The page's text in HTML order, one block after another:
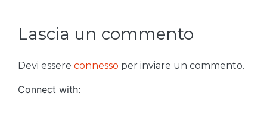
Lascia un commento
Devi essere connesso per inviare un commento.
Connect with: